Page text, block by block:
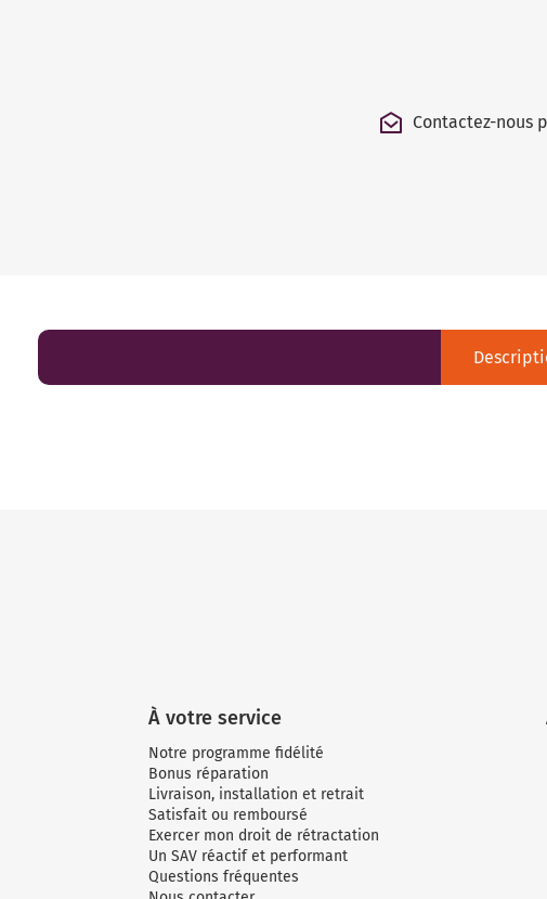
Contactez-nous
À votre service
Notre programme fidélité
Bonus réparation
Livraison, installation et retrait
Satisfait ou remboursé
Exercer mon droit de rétractation
Un SAV réactif et performant
Questions fréquentes